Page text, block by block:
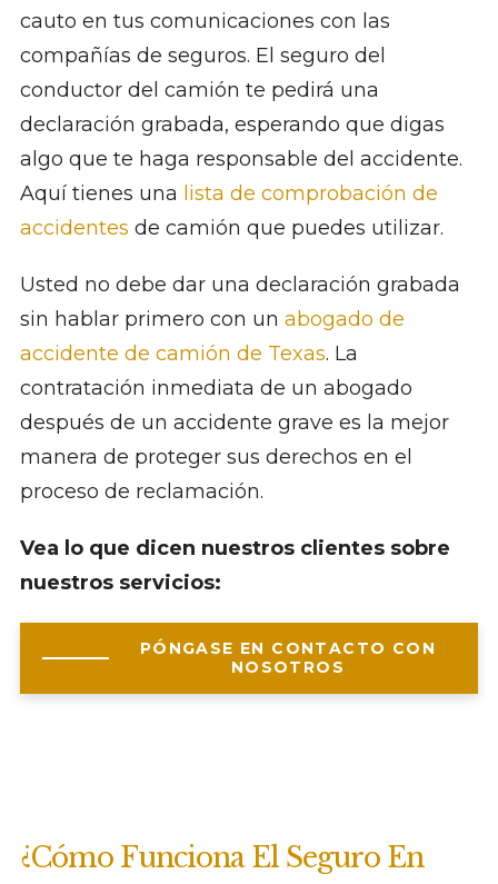
cauto en tus comunicaciones con las
compañías de seguros. El seguro del
conductor del camión te pedirá una
declaración grabada, esperando que digas
algo que te haga responsable del accidente.
Aquí tienes una lista de comprobación de
accidentes de camión que puedes utilizar.
Usted no debe dar una declaración grabada
sin hablar primero con un abogado de
accidente de camión de Texas. La
contratación inmediata de un abogado
después de un accidente grave es la mejor
manera de proteger sus derechos en el
proceso de reclamación.
Vea lo que dicen nuestros clientes sobre
nuestros servicios:
PÓNGASE EN CONTACTO CON
NOSOTROS
¿Cómo Funciona El Seguro En